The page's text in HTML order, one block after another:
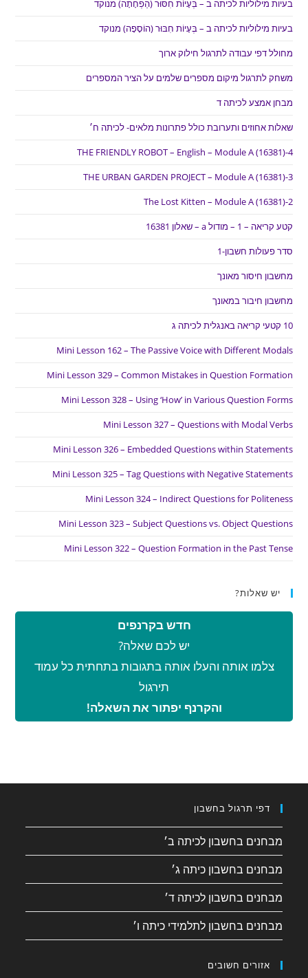
בעיות מילוליות לכיתה ב – בְּעָיוֹת חִסּוּר (הַפְחָתָה) מנוקד
בעיות מילוליות לכיתה ב – בְּעָיוֹת חִבּוּר (הוֹסָפָה) מנוקד
מחולל דפי עבודה לתרגול חילוק ארוך
משחק לתרגול מיקום מספרים שלמים על הציר המספרים
מבחן אמצע לכיתה ד
שאלות אחוזים ותערובת כולל פתרונות מלאים- לכיתה ח׳
THE FRIENDLY ROBOT – English – Module A (16381)-4
THE URBAN GARDEN PROJECT – Module A (16381)-3
The Lost Kitten – Module A (16381)-2
קטע קריאה – 1 – מודול a – שאלון 16381
סדר פעולות חשבון-1
מחשבון חיסור מאונך
מחשבון חיבור במאונך
10 קטעי קריאה באנגלית לכיתה ג
Mini Lesson 162 – The Passive Voice with Different Modals
Mini Lesson 329 – Common Mistakes in Question Formation
Mini Lesson 328 – Using ‘How’ in Various Question Forms
Mini Lesson 327 – Questions with Modal Verbs
Mini Lesson 326 – Embedded Questions within Statements
Mini Lesson 325 – Tag Questions with Negative Statements
Mini Lesson 324 – Indirect Questions for Politeness
Mini Lesson 323 – Subject Questions vs. Object Questions
Mini Lesson 322 – Question Formation in the Past Tense
יש שאלות?
חדש בקרנפים
יש לכם שאלה?
צלמו אותה והעלו אותה בתגובות בתחתית כל עמוד
תירגול
והקרנף יפתור את השאלה!
דפי תרגול בחשבון
מבחנים בחשבון לכיתה ב׳
מבחנים בחשבון כיתה ג׳
מבחנים בחשבון לכיתה ד׳
מבחנים בחשבון לתלמידי כיתה ו׳
אזורים חשובים